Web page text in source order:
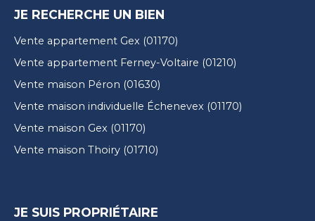
JE RECHERCHE UN BIEN
Vente appartement Gex (01170)
Vente appartement Ferney-Voltaire (01210)
Vente maison Péron (01630)
Vente maison individuelle Échenevex (01170)
Vente maison Gex (01170)
Vente maison Thoiry (01710)
JE SUIS PROPRIÉTAIRE